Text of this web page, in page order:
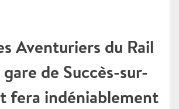
Aventuriers du Rail
de Succès-sur-
fera indéniablement